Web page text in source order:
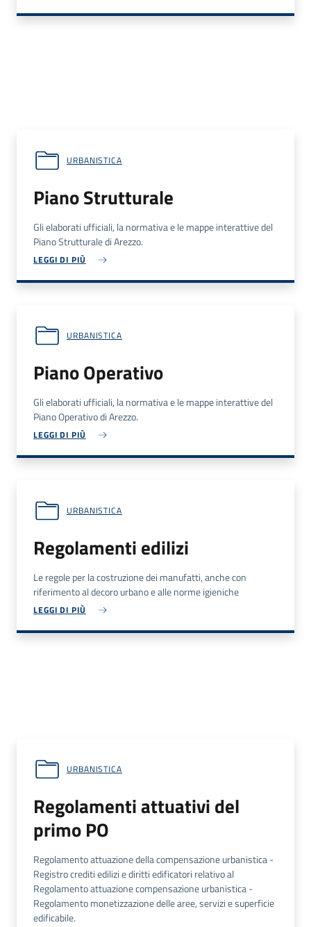
URBANISTICA
Piano Strutturale
Gli elaborati ufficiali, la normativa e le mappe interattive del
Piano Strutturale di Arezzo.
LEGGI DI PIÙ
URBANISTICA
Piano Operativo
Gli elaborati ufficiali, la normativa e le mappe interattive del
Piano Operativo di Arezzo.
LEGGI DI PIÙ
URBANISTICA
Regolamenti edilizi
Le regole per la costruzione dei manufatti, anche con
riferimento al decoro urbano e alle norme igieniche
LEGGI DI PIÙ
URBANISTICA
Regolamenti attuativi del
primo PO
Regolamento attuazione della compensazione urbanistica -
Registro crediti edilizi e diritti edificatori relativo al
Regolamento attuazione compensazione urbanistica -
Regolamento monetizzazione delle aree, servizi e superficie
edificabile.